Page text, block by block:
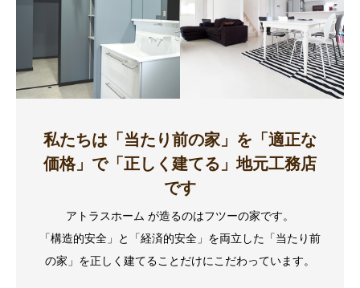
私たちは「当たり前の家」を「適正な
価格」で「正しく建てる」地元工務店
です
アトラスホーム が造るのはフツーの家です。
「構造的安全」と「経済的安全」を両立した「当たり前
の家」を正しく建てることだけにこだわっています。